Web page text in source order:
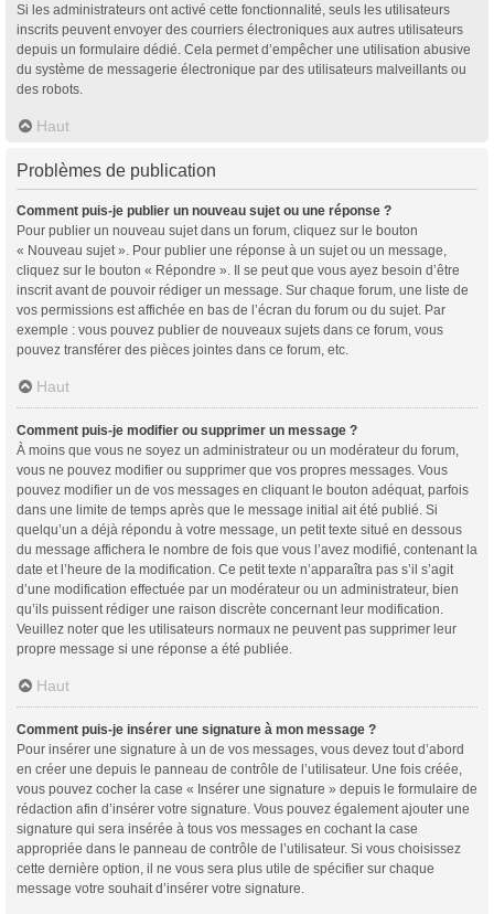
Si les administrateurs ont activé cette fonctionnalité, seuls les utilisateurs
inscrits peuvent envoyer des courriers électroniques aux autres utilisateurs
depuis un formulaire dédié. Cela permet d’empêcher une utilisation abusive
du système de messagerie électronique par des utilisateurs malveillants ou
des robots.
Haut
Problèmes de publication
Comment puis-je publier un nouveau sujet ou une réponse ?
Pour publier un nouveau sujet dans un forum, cliquez sur le bouton
« Nouveau sujet ». Pour publier une réponse à un sujet ou un message,
cliquez sur le bouton « Répondre ». Il se peut que vous ayez besoin d’être
inscrit avant de pouvoir rédiger un message. Sur chaque forum, une liste de
vos permissions est affichée en bas de l’écran du forum ou du sujet. Par
exemple : vous pouvez publier de nouveaux sujets dans ce forum, vous
pouvez transférer des pièces jointes dans ce forum, etc.
Haut
Comment puis-je modifier ou supprimer un message ?
À moins que vous ne soyez un administrateur ou un modérateur du forum,
vous ne pouvez modifier ou supprimer que vos propres messages. Vous
pouvez modifier un de vos messages en cliquant le bouton adéquat, parfois
dans une limite de temps après que le message initial ait été publié. Si
quelqu’un a déjà répondu à votre message, un petit texte situé en dessous
du message affichera le nombre de fois que vous l’avez modifié, contenant la
date et l’heure de la modification. Ce petit texte n’apparaîtra pas s’il s’agit
d’une modification effectuée par un modérateur ou un administrateur, bien
qu’ils puissent rédiger une raison discrète concernant leur modification.
Veuillez noter que les utilisateurs normaux ne peuvent pas supprimer leur
propre message si une réponse a été publiée.
Haut
Comment puis-je insérer une signature à mon message ?
Pour insérer une signature à un de vos messages, vous devez tout d’abord
en créer une depuis le panneau de contrôle de l’utilisateur. Une fois créée,
vous pouvez cocher la case « Insérer une signature » depuis le formulaire de
rédaction afin d’insérer votre signature. Vous pouvez également ajouter une
signature qui sera insérée à tous vos messages en cochant la case
appropriée dans le panneau de contrôle de l’utilisateur. Si vous choisissez
cette dernière option, il ne vous sera plus utile de spécifier sur chaque
message votre souhait d’insérer votre signature.